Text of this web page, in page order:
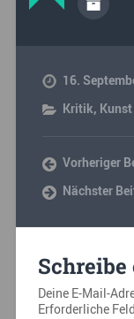
16.
Kritik, Kunst
Vorheriger
Nächster
Deine E-Mail-
Erforderliche